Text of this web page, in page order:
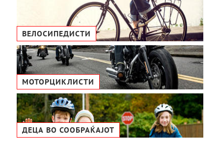
ВЕЛОСИПЕДИСТИ
МОТОРЦИКЛИСТИ
ДЕЦА ВО СООБРАЌАЈОТ